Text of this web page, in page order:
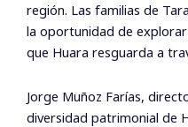
región. Las familias de
la oportunidad de
que Huara resguarda a
Jorge Muñoz Farías,
diversidad patrimonial de